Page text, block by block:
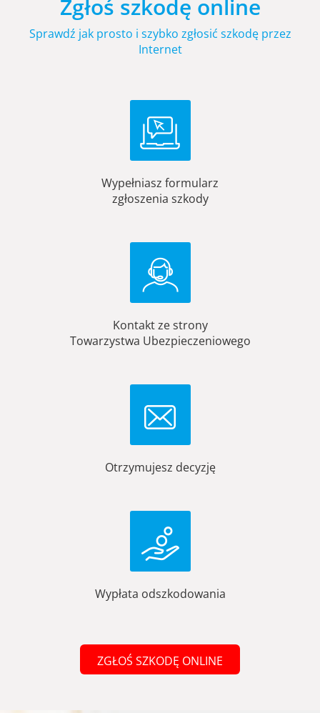
Zgłoś szkodę online
Sprawdź jak prosto i szybko zgłosić szkodę przez
Internet
Wypełniasz formularz
zgłoszenia szkody
Kontakt ze strony
Towarzystwa Ubezpieczeniowego
Otrzymujesz decyzję
Wypłata odszkodowania
ZGŁOŚ SZKODĘ ONLINE